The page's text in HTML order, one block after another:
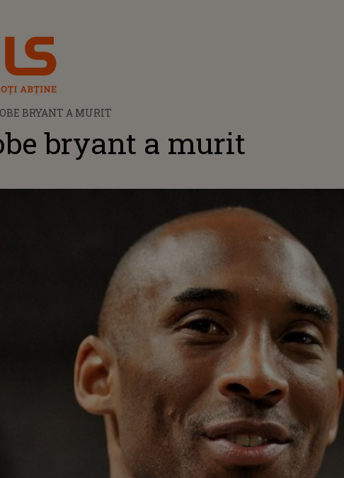
BRYANT A MURIT
bryant a murit